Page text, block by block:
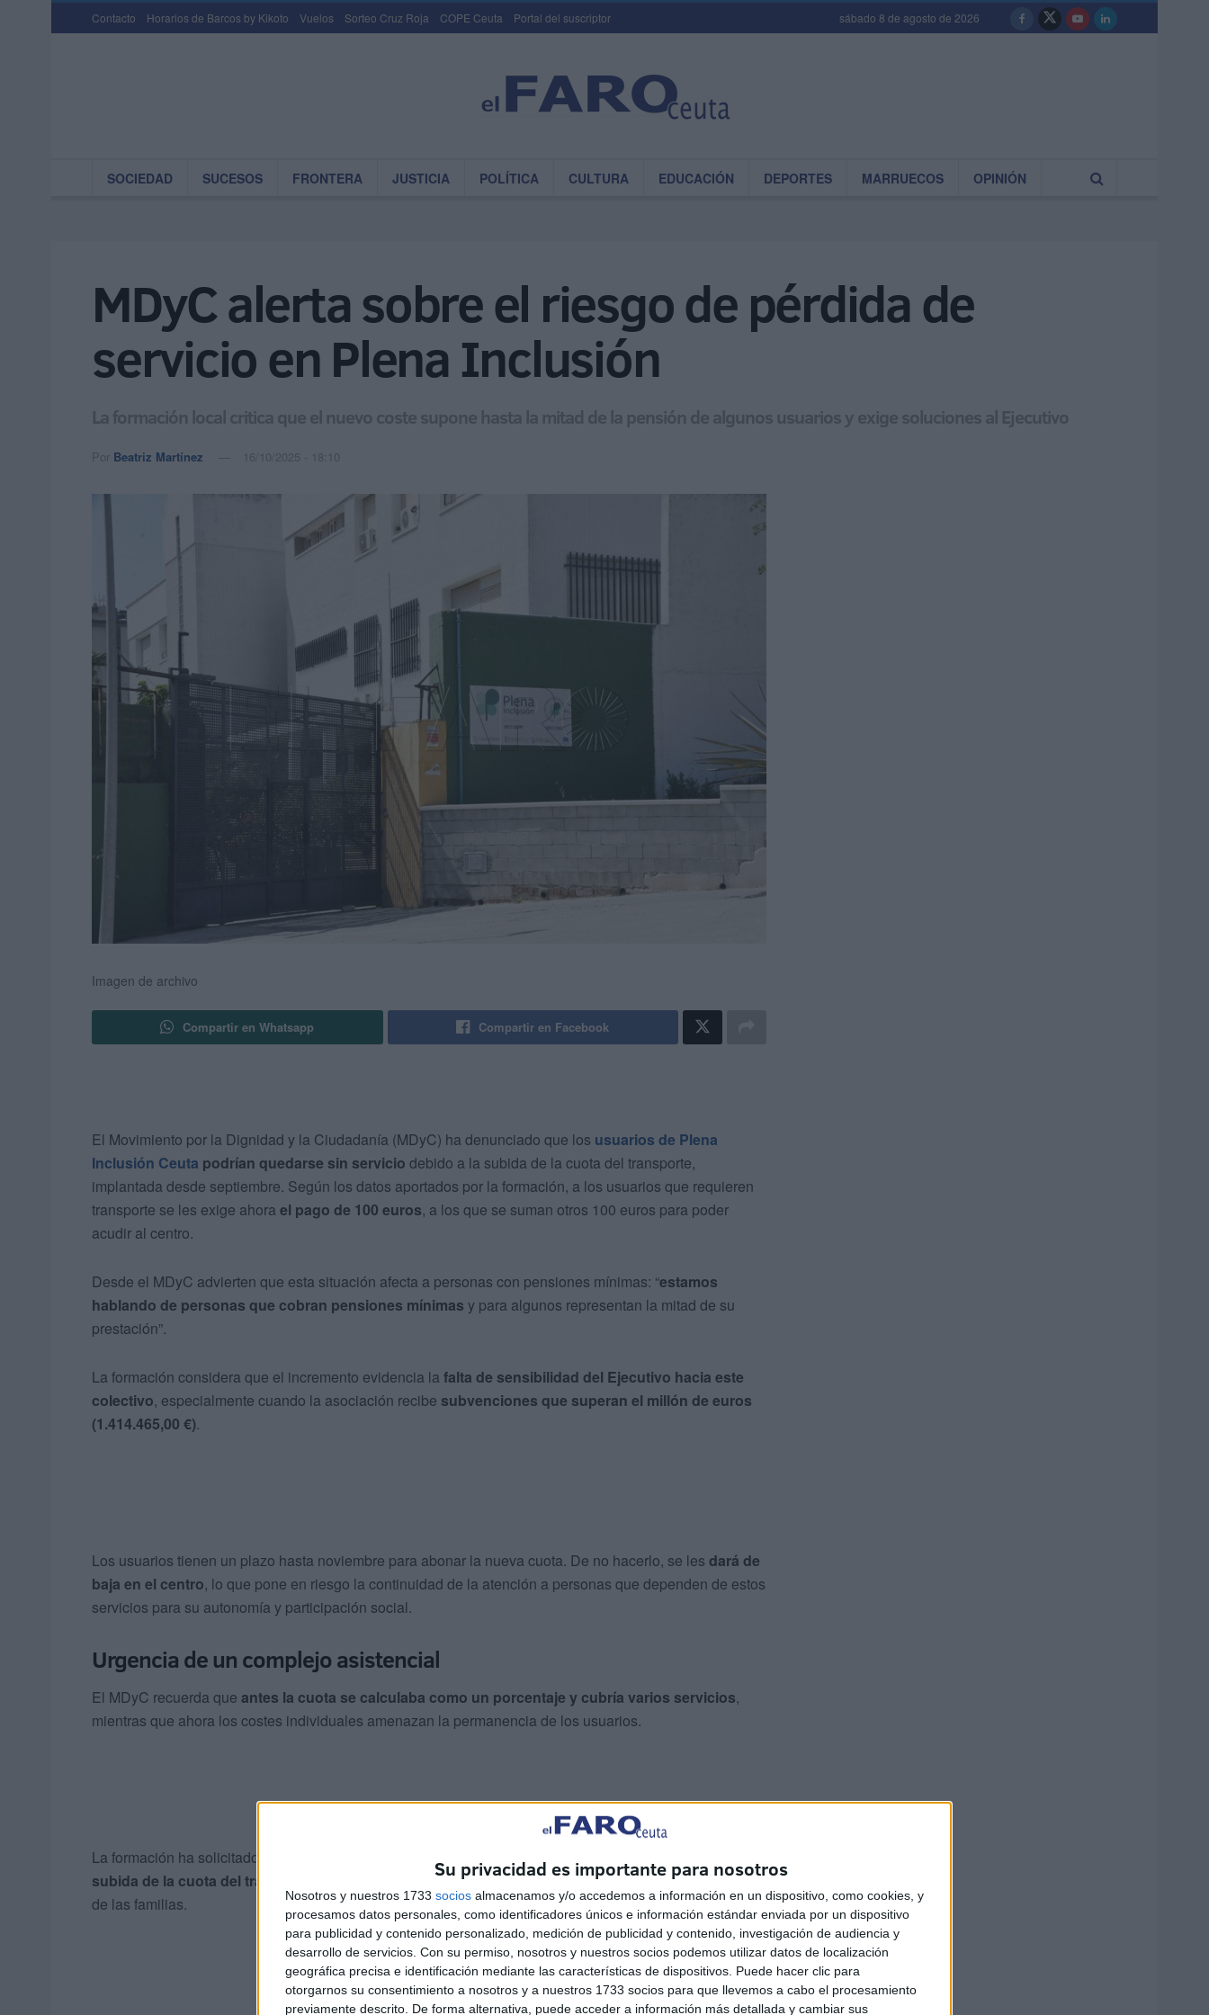
Su privacidad es importante para nosotros
Nosotros y nuestros 1733 socios almacenamos y/o accedemos a información en un dispositivo, como cookies, y
procesamos datos personales, como identificadores únicos e información estándar enviada por un dispositivo
para publicidad y contenido personalizado, medición de publicidad y contenido, investigación de audiencia y
desarrollo de servicios. Con su permiso, nosotros y nuestros socios podemos utilizar datos de localización
geográfica precisa e identificación mediante las características de dispositivos. Puede hacer clic para
otorgarnos su consentimiento a nosotros y a nuestros 1733 socios para que llevemos a cabo el procesamiento
previamente descrito. De forma alternativa, puede acceder a información más detallada y cambiar sus
Contacto Horarios de Barcos by Kikoto Vuelos Sorteo Cruz Roja COPE Ceuta Portal del suscriptor sábado 8 de agosto de 2026
SOCIEDAD SUCESOS FRONTERA JUSTICIA POLÍTICA CULTURA EDUCACIÓN DEPORTES MARRUECOS OPINIÓN
MDyC alerta sobre el riesgo de pérdida de
servicio en Plena Inclusión
La formación local critica que el nuevo coste supone hasta la mitad de la pensión de algunos usuarios y exige soluciones al Ejecutivo
Por Beatriz Martínez 16/10/2025 - 18:10
Imagen de archivo
Compartir en Whatsapp Compartir en Facebook
El Movimiento por la Dignidad y la Ciudadanía (MDyC) ha denunciado que los usuarios de Plena
Inclusión Ceuta podrían quedarse sin servicio debido a la subida de la cuota del transporte,
implantada desde septiembre. Según los datos aportados por la formación, a los usuarios que requieren
transporte se les exige ahora el pago de 100 euros, a los que se suman otros 100 euros para poder
acudir al centro.
Desde el MDyC advierten que esta situación afecta a personas con pensiones mínimas: “estamos
hablando de personas que cobran pensiones mínimas y para algunos representan la mitad de su
prestación”.
La formación considera que el incremento evidencia la falta de sensibilidad del Ejecutivo hacia este
colectivo, especialmente cuando la asociación recibe subvenciones que superan el millón de euros
(1.414.465,00 €).
Los usuarios tienen un plazo hasta noviembre para abonar la nueva cuota. De no hacerlo, se les dará de
baja en el centro, lo que pone en riesgo la continuidad de la atención a personas que dependen de estos
servicios para su autonomía y participación social.
Urgencia de un complejo asistencial
El MDyC recuerda que antes la cuota se calculaba como un porcentaje y cubría varios servicios,
mientras que ahora los costes individuales amenazan la permanencia de los usuarios.
La formación ha solicitado al Ejecutivo que utilice la subvención de Plena Inclusión
subida de la cuota del transporte
, de modo que se garantice la inclusión social y la conciliación laboral
de las familias.